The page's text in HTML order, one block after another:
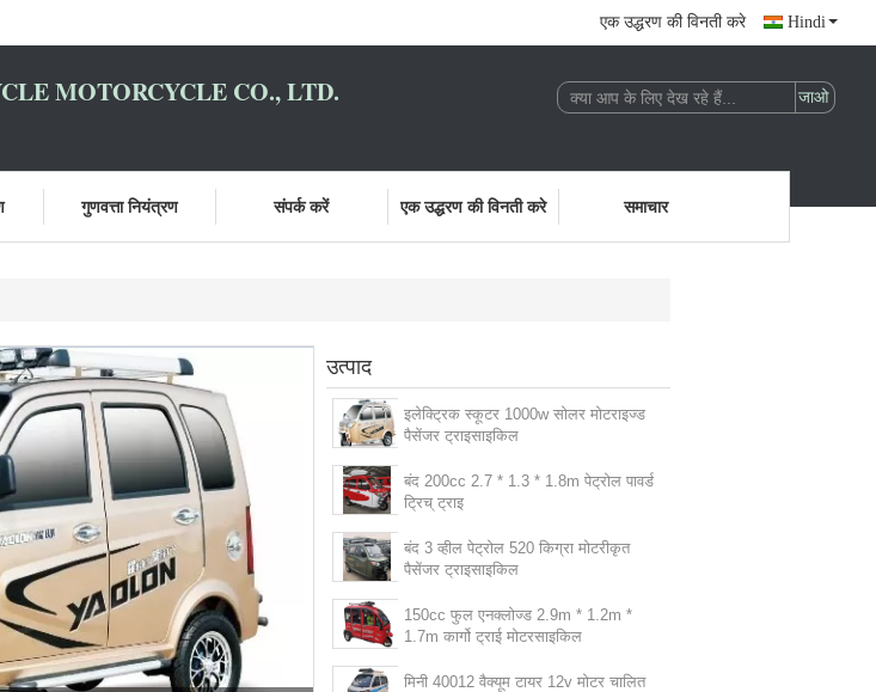
एक उद्धरण की विनती करे Hindi
MOTORCYCLE CO., LTD.
गुणवत्ता नियंत्रण संपर्क करें एक उद्धरण की विनती करे समाचार
उत्पाद
इलेक्ट्रिक स्कूटर 1000w सोलर मोटराइज्ड
पैसेंजर ट्राइसाइकिल
बंद 200cc 2.7 * 1.3 * 1.8m पेट्रोल पावर्ड
ट्रिच् ट्राइ
बंद 3 व्हील पेट्रोल 520 किग्रा मोटरीकृत
पैसेंजर ट्राइसाइकिल
150cc फुल एनक्लोज्ड 2.9m * 1.2m *
1.7m कार्गो ट्राई मोटरसाइकिल
मिनी 40012 वैक्यूम टायर 12v मोटर चालित